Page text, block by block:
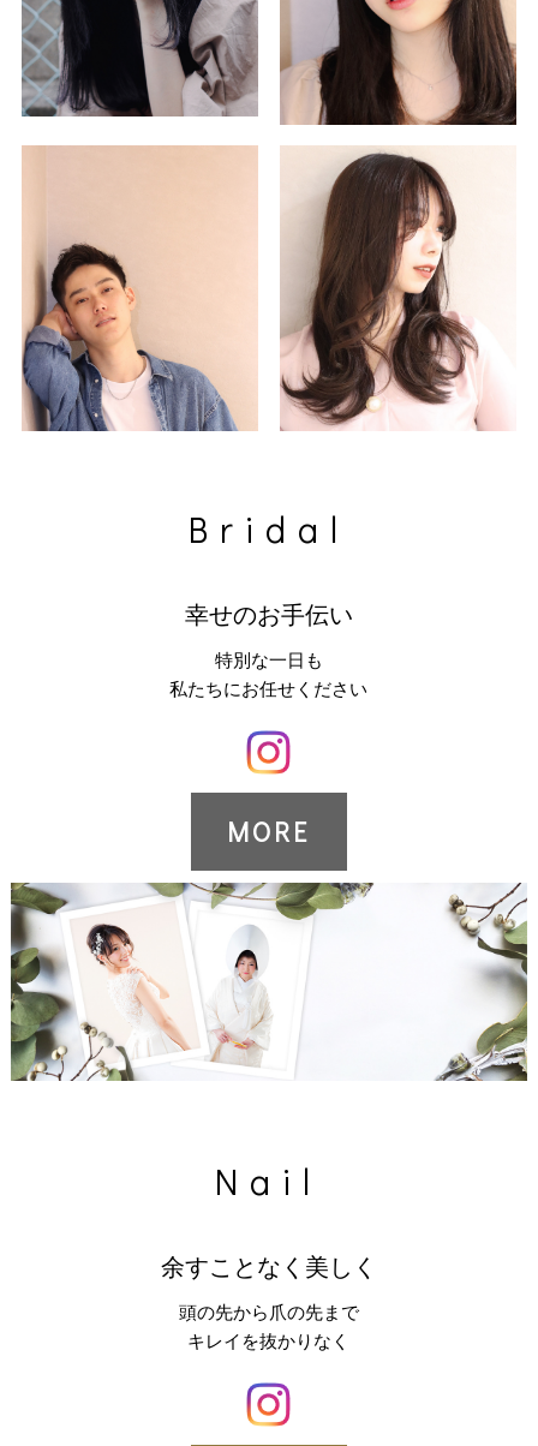
Bridal
幸せのお手伝い
特別な一日も
私たちにお任せください
MORE
Nail
余すことなく美しく
頭の先から爪の先まで
キレイを抜かりなく